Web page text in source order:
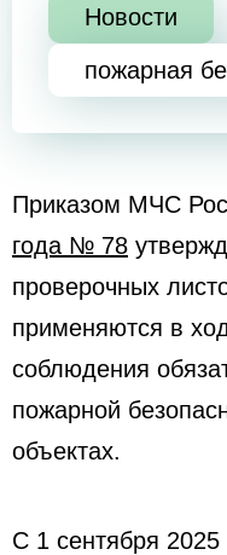
Новости
пожарная
Приказом МЧС
года № 78
проверочных
применяются в
соблюдения
пожарной
объектах.
С 1 сентября 2025